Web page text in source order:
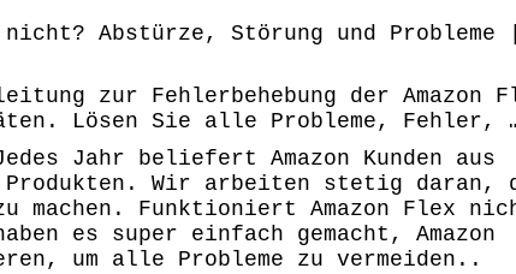
Abstürze, Störung und Probleme |
zur Fehlerbehebung der Amazon
Lösen Sie alle Probleme, Fehler,
Jahr beliefert Amazon Kunden aus
Wir arbeiten stetig daran,
machen. Funktioniert Amazon Flex
es super einfach gemacht, Amazon
um alle Probleme zu vermeiden..